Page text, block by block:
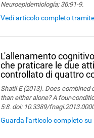
Neuroepidemiología; 36:91-9.
Vedi articolo completo
L'allenamento
che praticare le due
controllato di quattro
Shatil E (2013). Does
than either alone? A four-
5:8. doi: 10.3389/
Guarda l'articolo completo su